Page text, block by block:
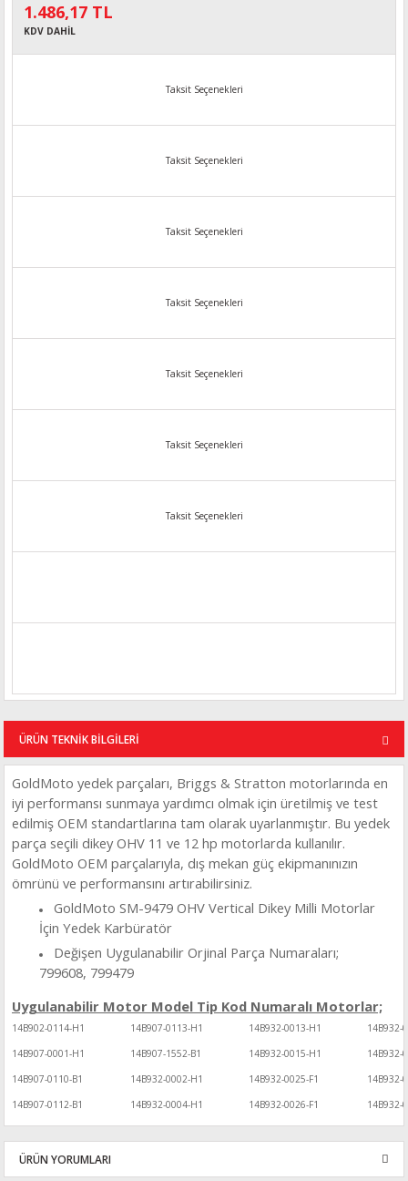
1.486,17 TL
KDV DAHİL
Taksit Seçenekleri
Taksit Seçenekleri
Taksit Seçenekleri
Taksit Seçenekleri
Taksit Seçenekleri
Taksit Seçenekleri
Taksit Seçenekleri
ÜRÜN TEKNİK BİLGİLERİ
GoldMoto yedek parçaları, Briggs & Stratton motorlarında en
iyi performansı sunmaya yardımcı olmak için üretilmiş ve test
edilmiş OEM standartlarına tam olarak uyarlanmıştır. Bu yedek
parça seçili dikey OHV 11 ve 12 hp motorlarda kullanılır.
GoldMoto OEM parçalarıyla, dış mekan güç ekipmanınızın
ömrünü ve performansını artırabilirsiniz.
GoldMoto SM-9479 OHV Vertical Dikey Milli Motorlar
İçin Yedek Karbüratör
Değişen Uygulanabilir Orjinal Parça Numaraları;
799608, 799479
Uygulanabilir Motor Model Tip Kod Numaralı Motorlar;
14B902-0114-H1 14B907-0113-H1 14B932-0013-H1
14B932-
14B907-0001-H1
14B907-1552-B1 14B932-0015-H1
14B932-
14B907-0110-B1
14B932-0002-H1 14B932-0025-F1
14B932-
14B907-0112-B1
14B932-0004-H1 14B932-0026-F1 14B932-
ÜRÜN YORUMLARI